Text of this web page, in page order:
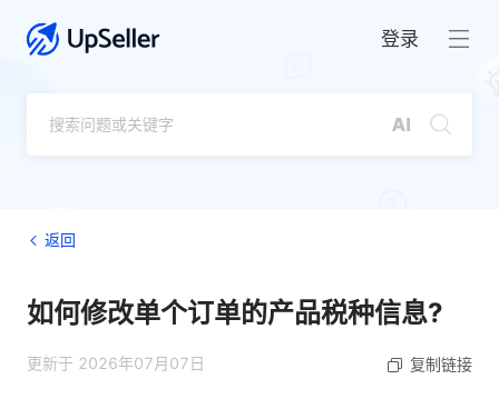
登录
返回
如何修改单个订单的产品税种信息?
更新于 2026年07月07日 复制链接